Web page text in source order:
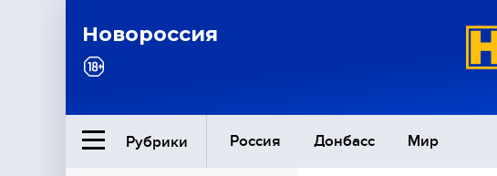
Новороссия
Рубрики Россия Донбасс Мир